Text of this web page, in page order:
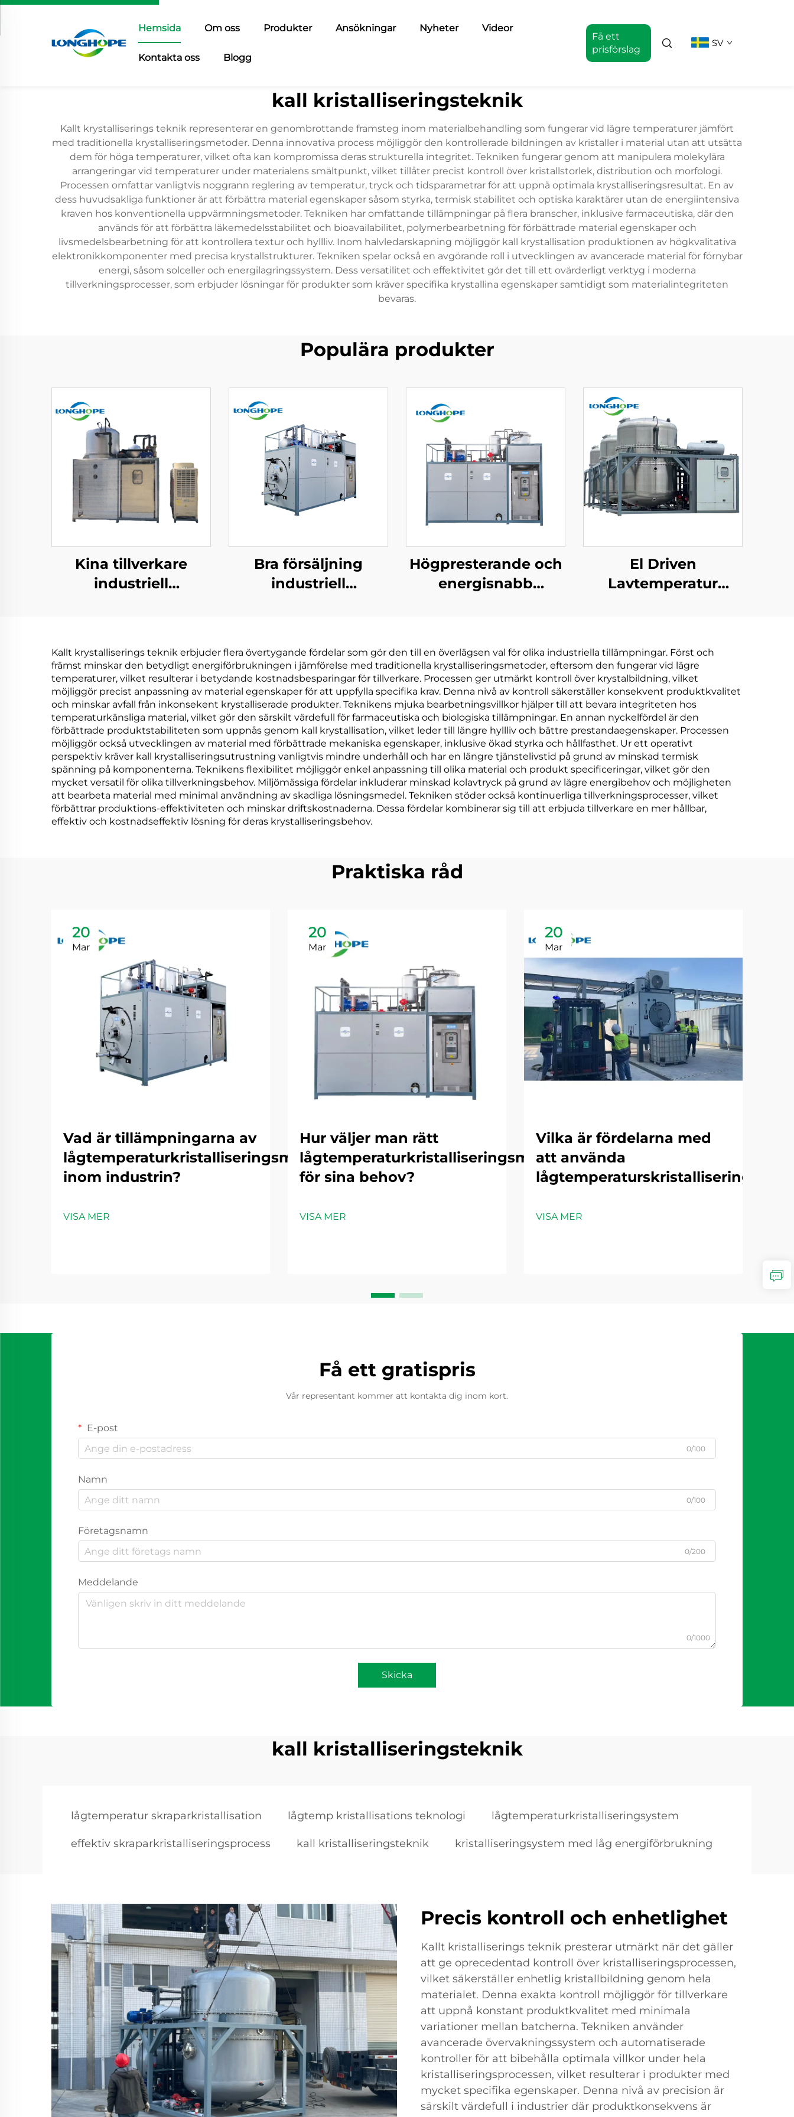
Hemsida Om oss Produkter Ansökningar Nyheter Videor
Kontakta oss Blogg
Få ett
prisförslag
SV
kall kristalliseringsteknik
Kallt krystalliserings teknik representerar en genombrottande framsteg inom materialbehandling som fungerar vid lägre temperaturer jämfört
med traditionella krystalliseringsmetoder. Denna innovativa process möjliggör den kontrollerade bildningen av kristaller i material utan att utsätta
dem för höga temperaturer, vilket ofta kan kompromissa deras strukturella integritet. Tekniken fungerar genom att manipulera molekylära
arrangeringar vid temperaturer under materialens smältpunkt, vilket tillåter precist kontroll över kristallstorlek, distribution och morfologi.
Processen omfattar vanligtvis noggrann reglering av temperatur, tryck och tidsparametrar för att uppnå optimala krystalliseringsresultat. En av
dess huvudsakliga funktioner är att förbättra material egenskaper såsom styrka, termisk stabilitet och optiska karaktärer utan de energiintensiva
kraven hos konventionella uppvärmningsmetoder. Tekniken har omfattande tillämpningar på flera branscher, inklusive farmaceutiska, där den
används för att förbättra läkemedelsstabilitet och bioavailabilitet, polymerbearbetning för förbättrade material egenskaper och
livsmedelsbearbetning för att kontrollera textur och hyllliv. Inom halvledarskapning möjliggör kall krystallisation produktionen av högkvalitativa
elektronikkomponenter med precisa krystallstrukturer. Tekniken spelar också en avgörande roll i utvecklingen av avancerade material för förnybar
energi, såsom solceller och energilagringssystem. Dess versatilitet och effektivitet gör det till ett ovärderligt verktyg i moderna
tillverkningsprocesser, som erbjuder lösningar för produkter som kräver specifika krystallina egenskaper samtidigt som materialintegriteten
bevaras.
Populära produkter
Kina tillverkare
industriell
vakuum evaporator
maskin
Bra försäljning
industriell
kristalliseringsmaskin
för
avloppsvattenbehandling
Högpresterande och
energisnabb
El Driven
Lavtemperatur
och
Koncentrationsrening
Kallt krystalliserings teknik erbjuder flera övertygande fördelar som gör den till en överlägsen val för olika industriella tillämpningar. Först och
främst minskar den betydligt energiförbrukningen i jämförelse med traditionella krystalliseringsmetoder, eftersom den fungerar vid lägre
temperaturer, vilket resulterar i betydande kostnadsbesparingar för tillverkare. Processen ger utmärkt kontroll över krystalbildning, vilket
möjliggör precist anpassning av material egenskaper för att uppfylla specifika krav. Denna nivå av kontroll säkerställer konsekvent produktkvalitet
och minskar avfall från inkonsekent krystalliserade produkter. Teknikens mjuka bearbetningsvillkor hjälper till att bevara integriteten hos
temperaturkänsliga material, vilket gör den särskilt värdefull för farmaceutiska och biologiska tillämpningar. En annan nyckelfördel är den
förbättrade produktstabiliteten som uppnås genom kall krystallisation, vilket leder till längre hyllliv och bättre prestandaegenskaper. Processen
möjliggör också utvecklingen av material med förbättrade mekaniska egenskaper, inklusive ökad styrka och hållfasthet. Ur ett operativt
perspektiv kräver kall krystalliseringsutrustning vanligtvis mindre underhåll och har en längre tjänstelivstid på grund av minskad termisk
spänning på komponenterna. Teknikens flexibilitet möjliggör enkel anpassning till olika material och produkt specificeringar, vilket gör den
mycket versatil för olika tillverkningsbehov. Miljömässiga fördelar inkluderar minskad kolavtryck på grund av lägre energibehov och möjligheten
att bearbeta material med minimal användning av skadliga lösningsmedel. Tekniken stöder också kontinuerliga tillverkningsprocesser, vilket
förbättrar produktions-effektiviteten och minskar driftskostnaderna. Dessa fördelar kombinerar sig till att erbjuda tillverkare en mer hållbar,
effektiv och kostnadseffektiv lösning för deras krystalliseringsbehov.
Praktiska råd
20
Mar
Vad är tillämpningarna av
lågtemperaturkristalliseringsmaskiner
inom industrin?
VISA MER
20
Mar
Hur väljer man rätt
lågtemperaturkristalliseringsmaskin
för sina behov?
VISA MER
20
Mar
Vilka är fördelarna med
att använda
VISA MER
Få ett gratispris
Vår representant kommer att kontakta dig inom kort.
E-post
0/100
Namn
0/100
Företagsnamn
0/200
Meddelande
0/1000
Skicka
kall kristalliseringsteknik
lågtemperatur skraparkristallisation lågtemp kristallisations teknologi lågtemperaturkristalliseringsystem
effektiv skraparkristalliseringsprocess kall kristalliseringsteknik kristalliseringsystem med låg energiförbrukning
Precis kontroll och enhetlighet
Kallt kristalliserings teknik presterar utmärkt när det gäller
att ge oprecedentad kontroll över kristalliseringsprocessen,
vilket säkerställer enhetlig kristallbildning genom hela
materialet. Denna exakta kontroll möjliggör för tillverkare
att uppnå konstant produktkvalitet med minimala
variationer mellan batcherna. Tekniken använder
avancerade övervakningssystem och automatiserade
kontroller för att bibehålla optimala villkor under hela
kristalliseringsprocessen, vilket resulterar i produkter med
mycket specifika egenskaper. Denna nivå av precision är
särskilt värdefull i industrier där produktkonsekvens är